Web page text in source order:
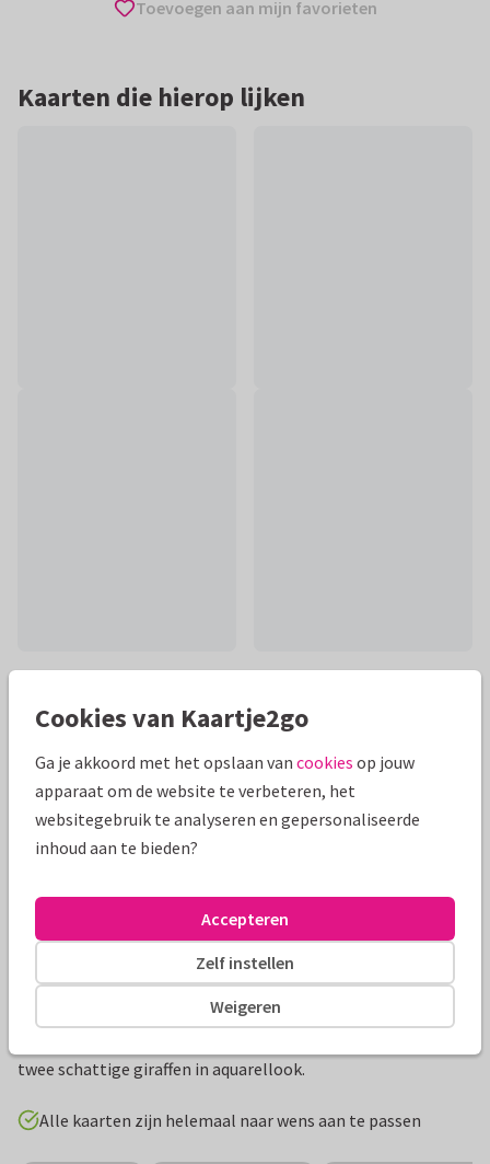
Toevoegen aan mijn favorieten
Kaarten die hierop lijken
Mooie extra's bij je kaart
twee schattige giraffen in aquarellook.
Alle kaarten zijn helemaal naar wens aan te passen
Cookies van Kaartje2go
Ga je akkoord met het opslaan van cookies op jouw
apparaat om de website te verbeteren, het
websitegebruik te analyseren en gepersonaliseerde
inhoud aan te bieden?
Weigeren
Zelf instellen
Accepteren